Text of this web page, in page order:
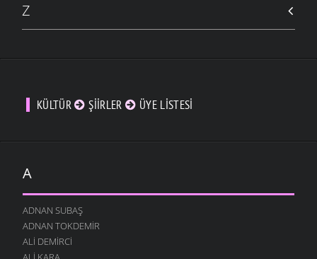
Z
KÜLTÜR ŞIIRLER ÜYE LISTESI
A
ADNAN SUBAŞ
ADNAN TOKDEMIR
ALI DEMIRCI